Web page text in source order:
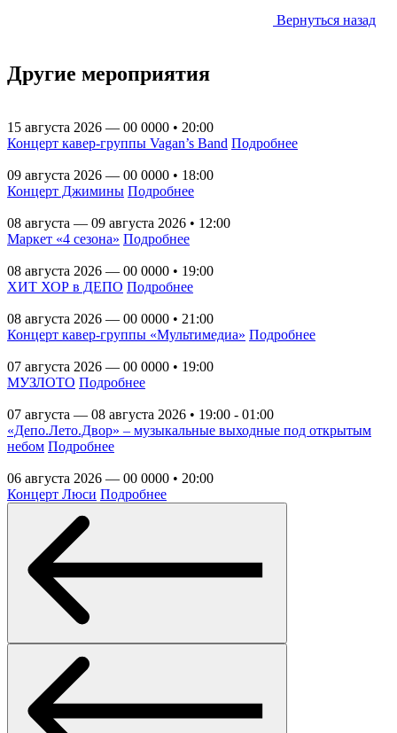
Вернуться назад
Другие мероприятия
15 августа 2026 — 00 0000 • 20:00
Концерт кавер-группы Vagan’s Band Подробнее
09 августа 2026 — 00 0000 • 18:00
Концерт Джимины Подробнее
08 августа — 09 августа 2026 • 12:00
Маркет «4 сезона» Подробнее
08 августа 2026 — 00 0000 • 19:00
ХИТ ХОР в ДЕПО Подробнее
08 августа 2026 — 00 0000 • 21:00
Концерт кавер-группы «Мультимедиа» Подробнее
07 августа 2026 — 00 0000 • 19:00
МУЗЛОТО Подробнее
07 августа — 08 августа 2026 • 19:00 - 01:00
«Депо.Лето.Двор» – музыкальные выходные под открытым
небом Подробнее
06 августа 2026 — 00 0000 • 20:00
Концерт Люси Подробнее